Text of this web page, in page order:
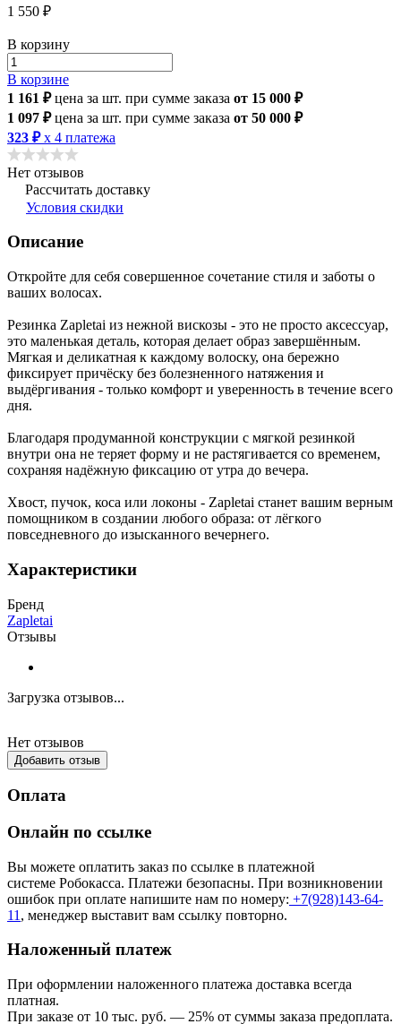
1 550 ₽
В корзину
В корзине
1 161 ₽цена за шт. при сумме заказа от 15 000 ₽
1 097 ₽цена за шт. при сумме заказа от 50 000 ₽
323 ₽ x 4 платежа
Нет отзывов
Рассчитать доставку
Условия скидки
Описание
Откройте для себя совершенное сочетание стиля и заботы о
ваших волосах.
Резинка Zapletai из нежной вискозы - это не просто аксессуар,
это маленькая деталь, которая делает образ завершённым.
Мягкая и деликатная к каждому волоску, она бережно
фиксирует причёску без болезненного натяжения и
выдёргивания - только комфорт и уверенность в течение всего
дня.
Благодаря продуманной конструкции с мягкой резинкой
внутри она не теряет форму и не растягивается со временем,
сохраняя надёжную фиксацию от утра до вечера.
Хвост, пучок, коса или локоны - Zapletai станет вашим верным
помощником в создании любого образа: от лёгкого
повседневного до изысканного вечернего.
Характеристики
Бренд
Zapletai
Отзывы
Загрузка отзывов...
Нет отзывов
Добавить отзыв
Оплата
Онлайн по ссылке
Вы можете оплатить заказ по ссылке в платежной
системе Робокасса. Платежи безопасны. При возникновении
ошибок при оплате напишите нам по номеру: +7(928)143-64-
11 , менеджер выставит вам ссылку повторно.
Наложенный платеж
При оформлении наложенного платежа доставка всегда
платная.
При заказе от 10 тыс. руб. — 25% от суммы заказа предоплата.